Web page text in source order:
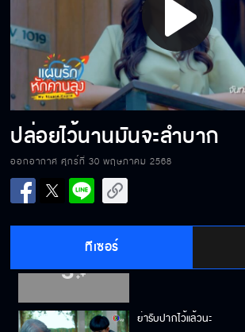
Play
Video
ปล่อยไว้นานมันจะลำบาก
ออกอากาศ ศุกร์ที่ 30 พฤษภาคม 2568
ทีเซอร์
จะขายหรือจะตายเลือกเอา
พาลุงหมึกลงจากคานด้วย
ย่ารับปากไว้แล้วนะ